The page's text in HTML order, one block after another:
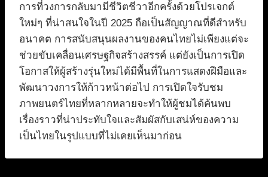
การที่วงการกลับมามีชีวิตชีวาอีกครั้งด้วยโปรเจกต์
ใหม่ๆ ที่น่าสนใจในปี 2025 ถือเป็นสัญญาณที่ดีสำหรับ
อนาคต การสนับสนุนผลงานของคนไทยไม่เพียงแต่จะ
ช่วยขับเคลื่อนเศรษฐกิจสร้างสรรค์ แต่ยังเป็นการเปิด
โอกาสให้ผู้สร้างรุ่นใหม่ได้มีพื้นที่ในการแสดงฝีมือและ
พัฒนาวงการให้ก้าวหน้าต่อไป การเปิดใจรับชม
ภาพยนตร์ไทยที่หลากหลายจะทำให้ผู้ชมได้ค้นพบ
เรื่องราวที่น่าประทับใจและสัมผัสกับเสน่ห์ของความ
เป็นไทยในรูปแบบที่ไม่เคยเห็นมาก่อน